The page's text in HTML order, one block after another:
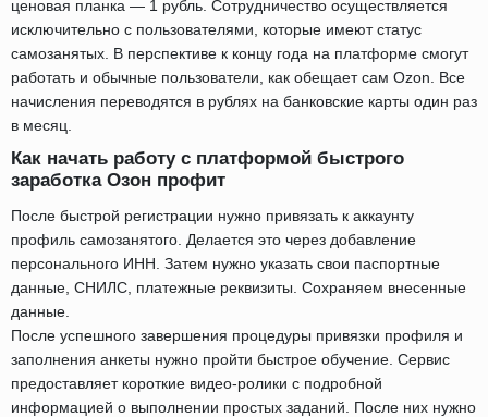
ценовая планка — 1 рубль. Сотрудничество осуществляется
исключительно с пользователями, которые имеют статус
самозанятых. В перспективе к концу года на платформе смогут
работать и обычные пользователи, как обещает сам Ozon. Все
начисления переводятся в рублях на банковские карты один раз
в месяц.
Как начать работу с платформой быстрого
заработка Озон профит
После быстрой регистрации нужно привязать к аккаунту
профиль самозанятого. Делается это через добавление
персонального ИНН. Затем нужно указать свои паспортные
данные, СНИЛС, платежные реквизиты. Сохраняем внесенные
данные.
После успешного завершения процедуры привязки профиля и
заполнения анкеты нужно пройти быстрое обучение. Сервис
предоставляет короткие видео-ролики с подробной
информацией о выполнении простых заданий. После них нужно